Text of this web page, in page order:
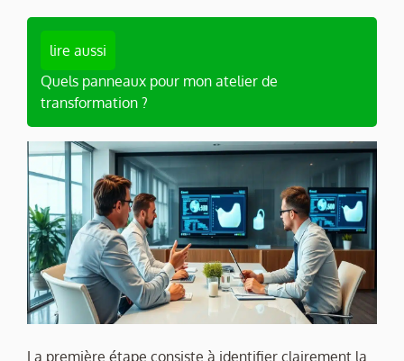
lire aussi
Quels panneaux pour mon atelier de
transformation ?
La première étape consiste à identifier clairement la